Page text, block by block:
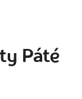
Páté